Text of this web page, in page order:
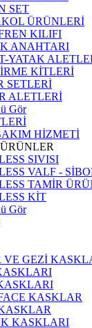
SET
ÜRÜNLERİ
KILIFI
ANAHTARI
YATAK
KİTLERİ
SETLERİ
ALETLERİ
Gör
HİZMETİ
SIVISI
VALF -
TAMİR
KİT
Gör
VE GEZİ
KASKLAR
KASKLARI